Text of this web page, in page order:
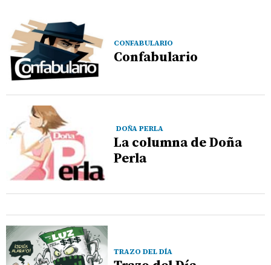
CONFABULARIO
Confabulario
DOÑA PERLA
La columna de Doña
Perla
TRAZO DEL DÍA